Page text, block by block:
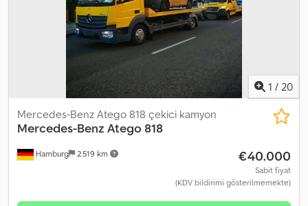
1 / 20
Hamburg 2.519 km
Mercedes-Benz Atego 818 çekici kamyon
Mercedes-Benz Atego 818
€40.000
Sabit fiyat
(KDV bildirimi gösterilmemekte)